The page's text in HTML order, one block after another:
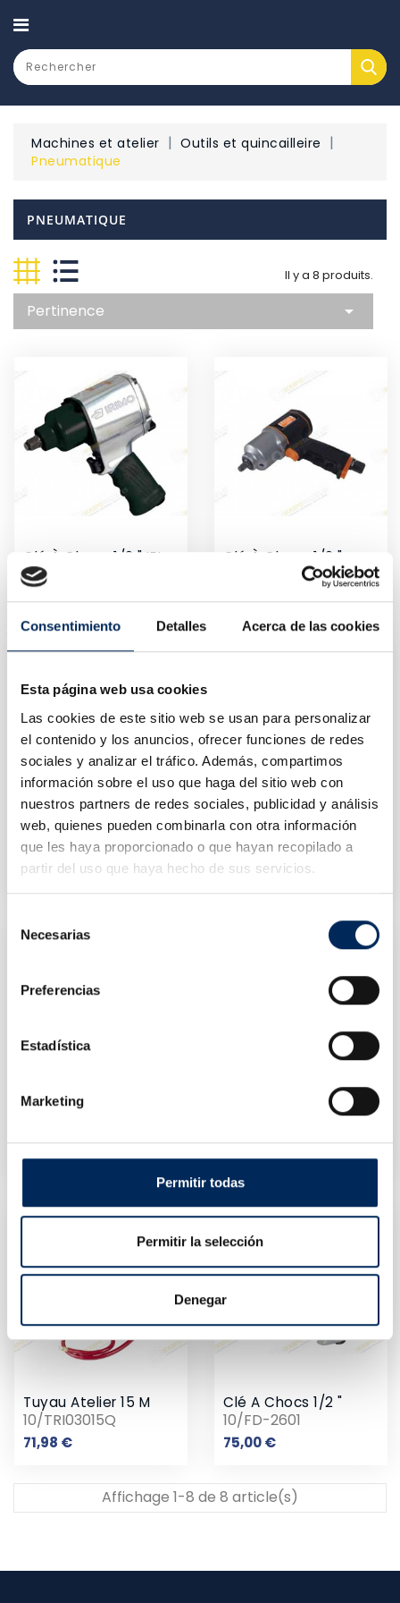
Consentimiento Detalles Acerca de las cookies
Esta página web usa cookies
Las cookies de este sitio web se usan para personalizar
el contenido y los anuncios, ofrecer funciones de redes
sociales y analizar el tráfico. Además, compartimos
información sobre el uso que haga del sitio web con
nuestros partners de redes sociales, publicidad y análisis
web, quienes pueden combinarla con otra información
que les haya proporcionado o que hayan recopilado a
partir del uso que haya hecho de sus servicios.
Necesarias
Preferencias
Estadística
Marketing
Permitir todas
Permitir la selección
Denegar
CATEGORY
Machines et atelier
Outils et quincailleire
Pneumatique
PNEUMATIQUE
Il y a 8 produits.
Pertinence 
0/39-P801
155,00 €
Clé À Chocs 1/2 "
0/39-BP815
150,00 €
0/39-BP821
106,00 €Prix
Clé À Chocs 3/4 "
10/FD-4600
120,00 € Prix
10/FRW1001
20,60 €Prix
Scie Pneumatique
10/FWJ-T006
26,48 €Prix
Tuyau Atelier 15 M
10/TRI03015Q
71,98 €Prix
Clé A Chocs 1/2 "
10/FD-2601
75,00 €Prix
Affichage 1-8 de 8 article(s)